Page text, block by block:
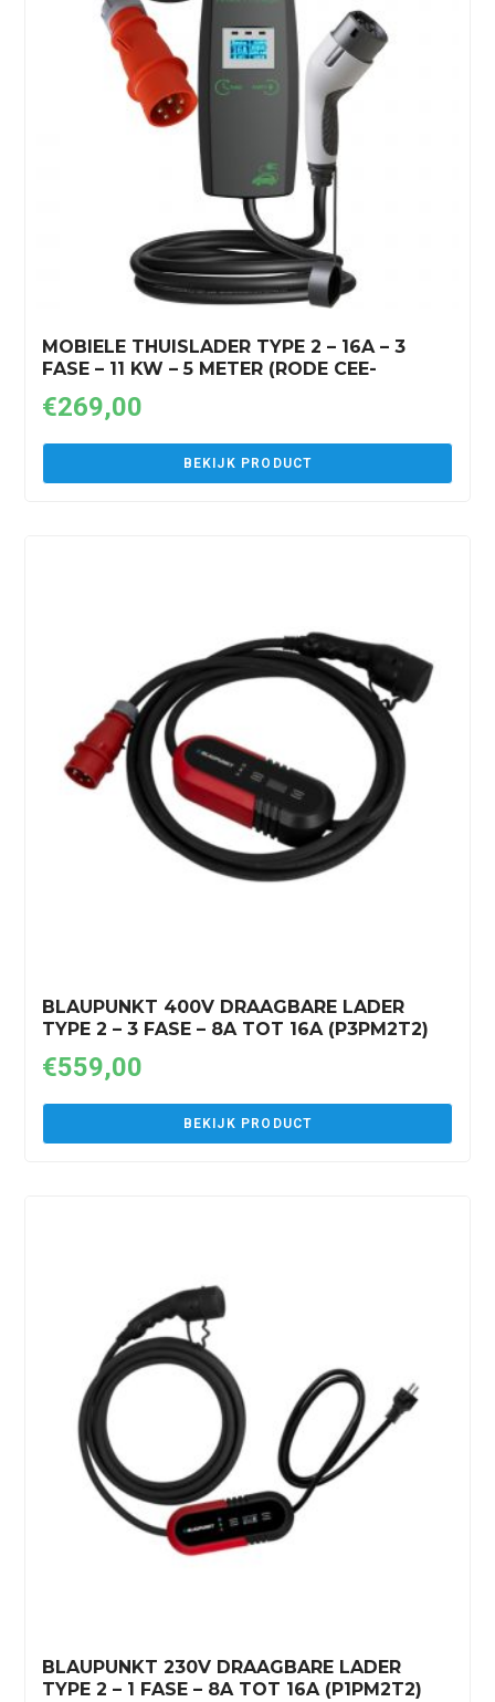
MOBIELE THUISLADER TYPE 2 – 16A – 3
FASE – 11 KW – 5 METER (RODE CEE-
€269,00
BEKIJK PRODUCT
BLAUPUNKT 400V DRAAGBARE LADER
TYPE 2 – 3 FASE – 8A TOT 16A (P3PM2T2)
€559,00
BEKIJK PRODUCT
BLAUPUNKT 230V DRAAGBARE LADER
TYPE 2 – 1 FASE – 8A TOT 16A (P1PM2T2)